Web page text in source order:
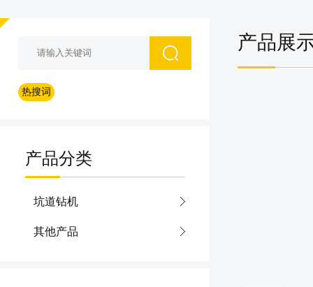
热搜词
产品分类
坑道钻机
其他产品
产品展